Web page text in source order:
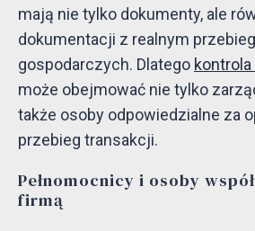
mają nie tylko dokumenty, ale
dokumentacji z realnym
gospodarczych. Dlatego
może obejmować nie tylko
także osoby odpowiedzialne za
przebieg transakcji.
Pełnomocnicy i osoby
firmą